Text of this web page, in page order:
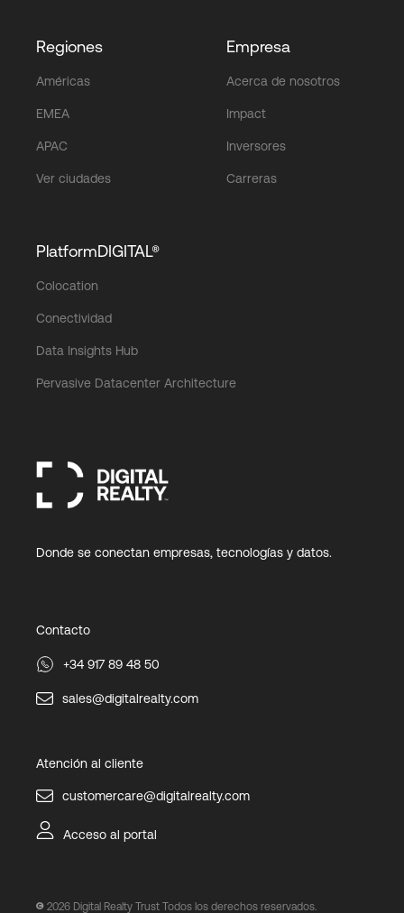
Regiones
Américas
EMEA
APAC
Ver ciudades
Empresa
Acerca de nosotros
Impact
Inversores
Carreras
PlatformDIGITAL®
Colocation
Conectividad
Data Insights Hub
Pervasive Datacenter Architecture
Donde se conectan empresas, tecnologías y datos.
Contacto
+34 917 89 48 50
sales@digitalrealty.com
Atención al cliente
customercare@digitalrealty.com
Acceso al portal
2026 Digital Realty Trust Todos los derechos reservados.